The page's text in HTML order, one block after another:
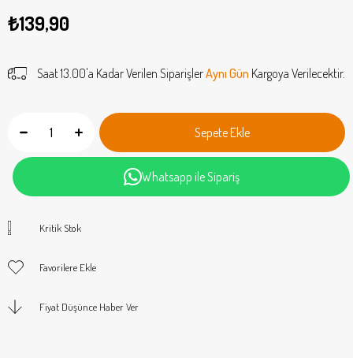
₺139,90
Saat 13.00'a Kadar Verilen SiparişlerAynı Gün Kargoya Verilecektir.
Whatsapp ile Sipariş
Kritik Stok
Favorilere Ekle
Fiyat Düşünce Haber Ver